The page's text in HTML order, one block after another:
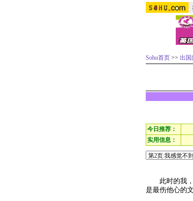
Sohu首页 >> 出国
今日推荐：
实用信息：
此时的我，
是最伤他心的